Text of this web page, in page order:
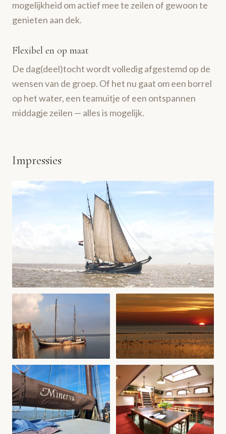
mogelijkheid om actief mee te zeilen of gewoon te
genieten aan dek.
Flexibel en op maat
De dag(deel)tocht wordt volledig afgestemd op de
wensen van de groep. Of het nu gaat om een borrel
op het water, een teamuitje of een ontspannen
middagje zeilen — alles is mogelijk.
Impressies